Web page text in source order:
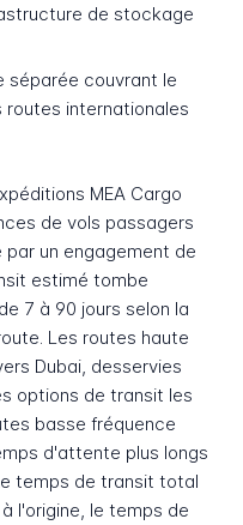
de stockage
séparée couvrant le
internationales
MEA Cargo
de vols passagers
un engagement de
estimé tombe
7 à 90 jours selon la
Les routes haute
Dubai, desservies
options de transit les
basse fréquence
d'attente plus longs
temps de transit total
l'origine, le temps de